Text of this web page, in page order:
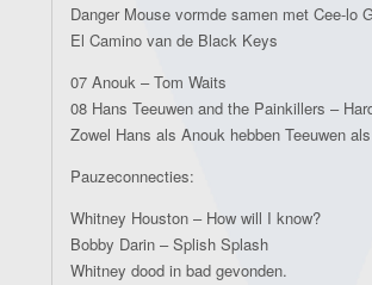
Danger Mouse vormde samen met Cee-lo
El Camino van de Black Keys
07 Anouk – Tom Waits
08 Hans Teeuwen and the Painkillers –
Zowel Hans als Anouk hebben Teeuwen
Pauzeconnecties:
Whitney Houston – How will I know?
Bobby Darin – Splish Splash
Whitney dood in bad gevonden.